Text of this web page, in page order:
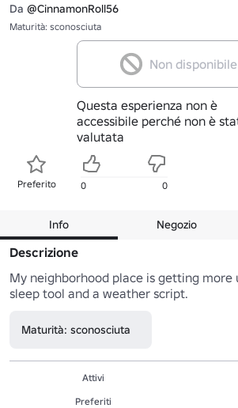
Da @CinnamonRoll56
Maturità: sconosciuta
Non disponibile
Questa esperienza non è
accessibile perché non è
valutata
Preferito 0 0
Info Negozio
Descrizione
My neighborhood place is getting more
sleep tool and a weather script.
Maturità: sconosciuta
Attivi
Preferiti